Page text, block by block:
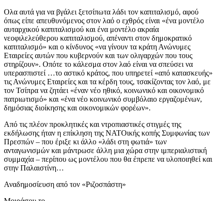
Ολα αυτά για να βγάλει ξετσίπωτα λάδι τον καπιταλισμό, αφού
όπως είπε απευθυνόμενος στον λαό ο εχθρός είναι «ένα μοντέλο
αυταρχικού καπιταλισμού και ένα μοντέλο ακραία
νεοφιλελεύθερου καπιταλισμού, απέναντι στον δημοκρατικό
καπιταλισμό» και ο κίνδυνος «να γίνουν τα κράτη Ανώνυμες
Εταιρείες αυτών που κυβερνούν και των ολιγαρχών που τους
στηρίζουν». Οπότε το κάλεσμα στον λαό είναι να σπεύσει να
υπερασπιστεί …το αστικό κράτος, που υπηρετεί «από κατασκευής»
τις Ανώνυμες Εταιρείες και τα κέρδη τους, τσακίζοντας τον λαό, με
τον Τσίπρα να ζητάει «έναν νέο ηθικό, κοινωνικό και οικονομικό
πατριωτισμό» και «ένα νέο κοινωνικό συμβόλαιο εργαζομένων,
δημόσιας διοίκησης και οικονομικών φορέων».
Από τις πλέον προκλητικές και ντροπιαστικές στιγμές της
εκδήλωσης ήταν η επίκληση της ΝΑΤΟικής κοπής Συμφωνίας των
Πρεσπών – που έριξε κι άλλο «λάδι στη φωτιά» των
ανταγωνισμών και μάντρωσε άλλη μια χώρα στην ιμπεριαλιστική
συμμαχία – περίπου ως μοντέλου που θα έπρεπε να υλοποιηθεί και
στην Παλαιστίνη…
Αναδημοσίευση από τον «Ριζοσπάστη»